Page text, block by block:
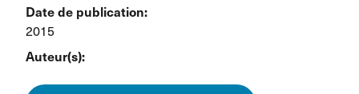
Date de publication:
2015
Auteur(s):